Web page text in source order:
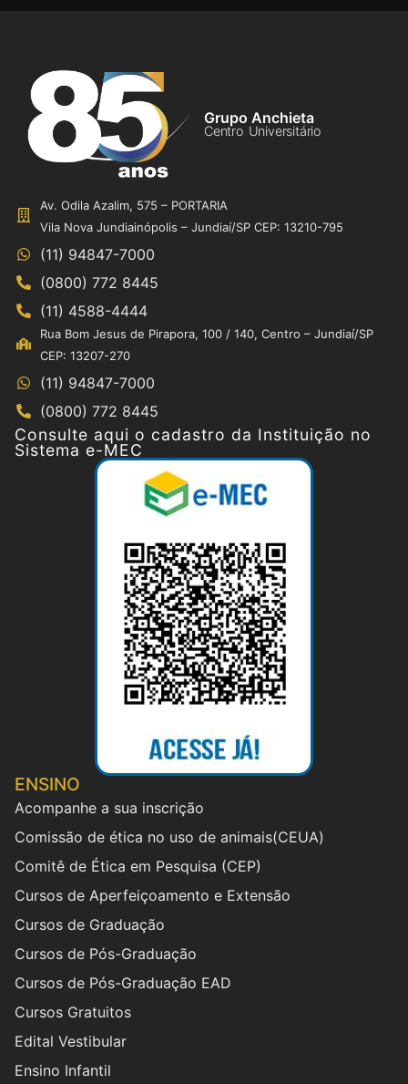
Grupo Anchieta
Centro Universitário
Av. Odila Azalim, 575 – PORTARIA
Vila Nova Jundiainópolis – Jundiaí/SP CEP: 13210-795
(11) 94847-7000
(0800) 772 8445
(11) 4588-4444
Rua Bom Jesus de Pirapora, 100 / 140, Centro – Jundiaí/SP
CEP: 13207-270
(11) 94847-7000
(0800) 772 8445
Consulte aqui o cadastro da Instituição no
Sistema e-MEC
ENSINO
Acompanhe a sua inscrição
Comissão de ética no uso de animais(CEUA)
Comitê de Ética em Pesquisa (CEP)
Cursos de Aperfeiçoamento e Extensão
Cursos de Graduação
Cursos de Pós-Graduação
Cursos de Pós-Graduação EAD
Cursos Gratuitos
Edital Vestibular
Ensino Infantil